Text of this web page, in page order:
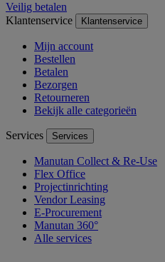
Veilig betalen
Klantenservice
Klantenservice
Mijn account
Bestellen
Betalen
Bezorgen
Retourneren
Bekijk alle categorieën
Services Services
Manutan Collect & Re-Use
Flex Office
Projectinrichting
Vendor Leasing
E-Procurement
Manutan 360°
Alle services